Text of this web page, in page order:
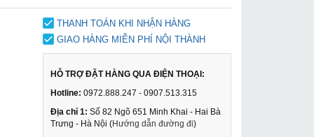
THANH TOÁN KHI NHẬN HÀNG
GIAO HÀNG MIỄN PHÍ NỘI THÀNH
HỖ TRỢ ĐẶT HÀNG QUA ĐIỆN THOẠI:
Hotline: 0972.888.247 - 0907.513.315
Địa chỉ 1: Số 82 Ngõ 651 Minh Khai - Hai Bà
Trưng - Hà Nội (Hướng dẫn đường đi)